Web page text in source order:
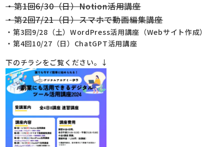
・第1回6/30（日）Notion活用講座
・第2回7/21（日）スマホで動画編集講座
・第3回9/28（土）WordPress活用講座（Webサイト作成）
・第4回10/27（日）ChatGPT活用講座
下のチラシをご覧ください。↓